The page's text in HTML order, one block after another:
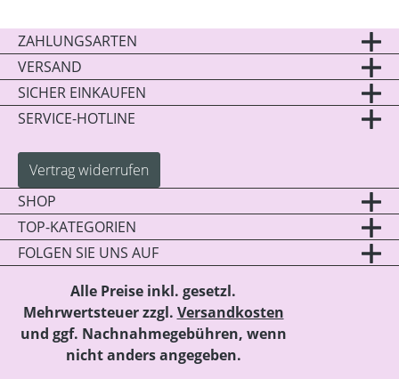
ZAHLUNGSARTEN
VERSAND
SICHER EINKAUFEN
SERVICE-HOTLINE
Vertrag widerrufen
SHOP
TOP-KATEGORIEN
FOLGEN SIE UNS AUF
Alle Preise inkl. gesetzl.
Mehrwertsteuer zzgl. Versandkosten
und ggf. Nachnahmegebühren, wenn
nicht anders angegeben.